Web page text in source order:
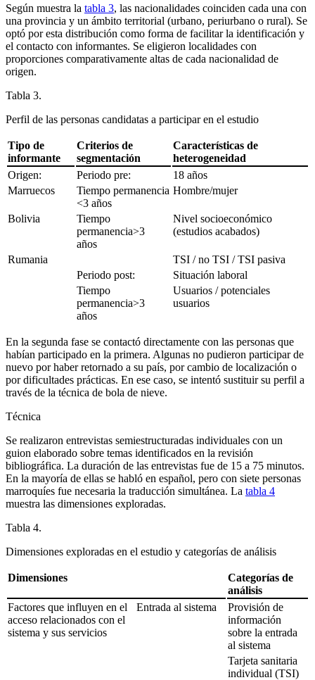
Según muestra la tabla 3, las nacionalidades coinciden cada una con
una provincia y un ámbito territorial (urbano, periurbano o rural). Se
optó por esta distribución como forma de facilitar la identificación y
el contacto con informantes. Se eligieron localidades con
proporciones comparativamente altas de cada nacionalidad de
origen.
Tabla 3.
Perfil de las personas candidatas a participar en el estudio
Tipo de
informante
Criterios de
segmentación
Características de
heterogeneidad
Origen:
Periodo pre:
18 años
Marruecos
Tiempo permanencia
<3 años
Hombre/mujer
Bolivia
Tiempo
permanencia>3
años
Nivel socioeconómico
(estudios acabados)
Rumania
TSI / no TSI / TSI pasiva
Periodo post:
Situación laboral
Tiempo
permanencia>3
años
Usuarios / potenciales
usuarios
En la segunda fase se contactó directamente con las personas que
habían participado en la primera. Algunas no pudieron participar de
nuevo por haber retornado a su país, por cambio de localización o
por dificultades prácticas. En ese caso, se intentó sustituir su perfil a
través de la técnica de bola de nieve.
Técnica
Se realizaron entrevistas semiestructuradas individuales con un
guion elaborado sobre temas identificados en la revisión
bibliográfica. La duración de las entrevistas fue de 15 a 75 minutos.
En la mayoría de ellas se habló en español, pero con siete personas
marroquíes fue necesaria la traducción simultánea. La tabla 4
muestra las dimensiones exploradas.
Tabla 4.
Dimensiones exploradas en el estudio y categorías de análisis
Dimensiones
Categorías de
análisis
Factores que influyen en el
acceso relacionados con el
sistema y sus servicios
Entrada al sistema
Provisión de
información
sobre la entrada
al sistema
Tarjeta sanitaria
individual (TSI)